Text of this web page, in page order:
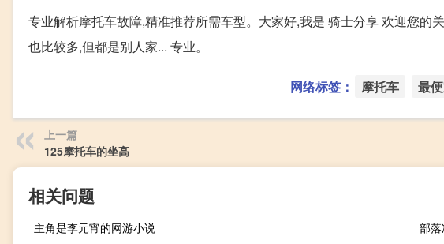
专业解析摩托车故障,精准推荐所需车型。大家好,我是 骑士分享 欢迎您的
也比较多,但都是别人家... 专业。
网络标签： 摩托车 最
上一篇
125摩托车的坐高
相关问题
主角是李元宵的网游小说
部